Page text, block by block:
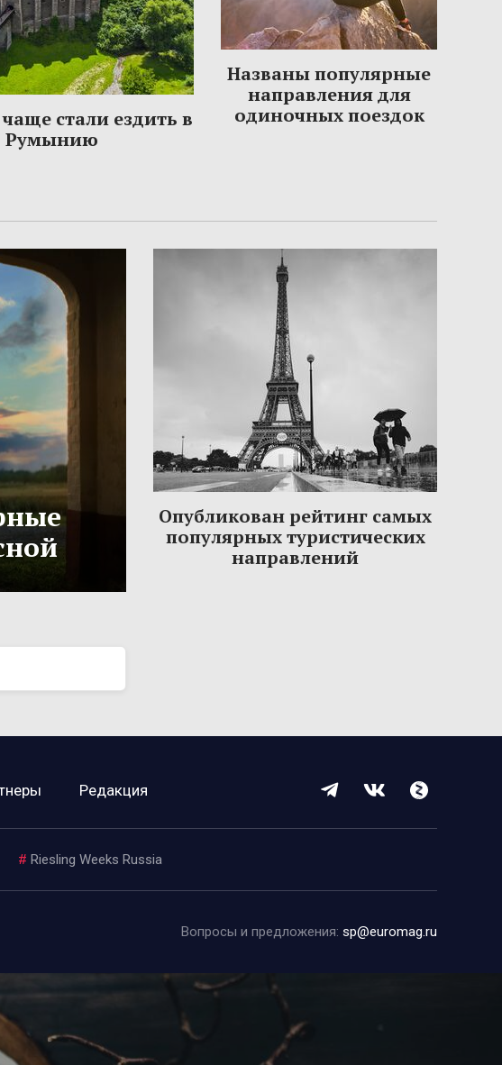
стали ездить в
Румынию
Названы популярные
направления для
одиночных поездок
Опубликован рейтинг самых
популярных туристических
направлений
Редакция
# Riesling Weeks Russia
Вопросы и предложения: sp@euromag.ru